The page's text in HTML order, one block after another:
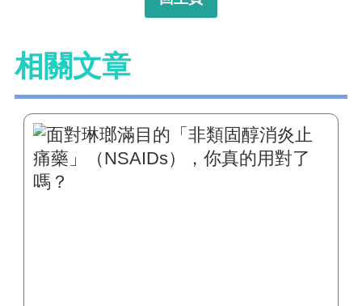
相關文章